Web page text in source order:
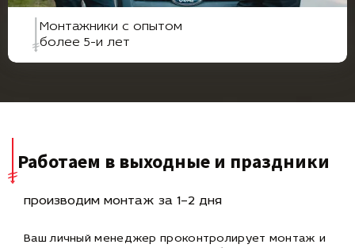
Монтажники с опытом
более 5-и лет
Работаем в выходные и праздники
производим монтаж за 1–2 дня
Ваш личный менеджер проконтролирует монтаж и